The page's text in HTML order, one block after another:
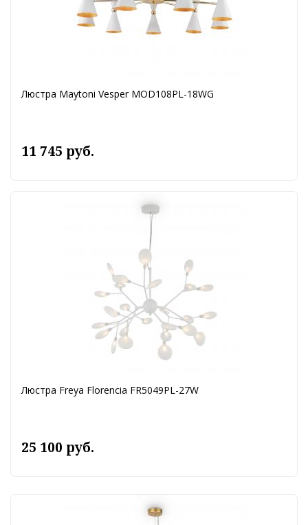
Люстра Maytoni Vesper MOD108PL-18WG
11 745 руб.
Люстра Freya Florencia FR5049PL-27W
25 100 руб.